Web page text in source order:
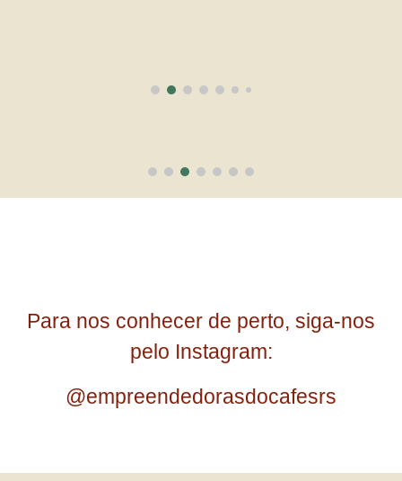
Para nos conhecer de perto, siga-nos
pelo Instagram:
@empreendedorasdocafesrs